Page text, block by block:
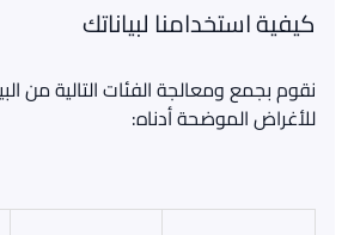
كيفية استخدامنا لبياناتك
نقوم بجمع ومعالجة الفئات التالية من
للأغراض الموضحة أدناه: